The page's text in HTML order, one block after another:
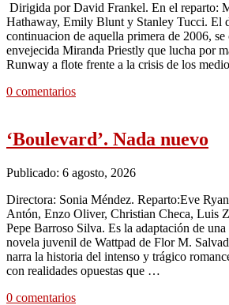
Dirigida por David Frankel. En el reparto:
Hathaway, Emily Blunt y Stanley Tucci. El
continuacion de aquella primera de 2006, se
envejecida Miranda Priestly que lucha por
Runway a flote frente a la crisis de los
0 comentarios
‘Boulevard’. Nada nuevo
Publicado: 6 agosto, 2026
Directora: Sonia Méndez. Reparto:Eve
Antón, Enzo Oliver, Christian Checa, Luis
Pepe Barroso Silva. Es la adaptación de
novela juvenil de Wattpad de Flor M.
narra la historia del intenso y trágico
con realidades opuestas que …
0 comentarios